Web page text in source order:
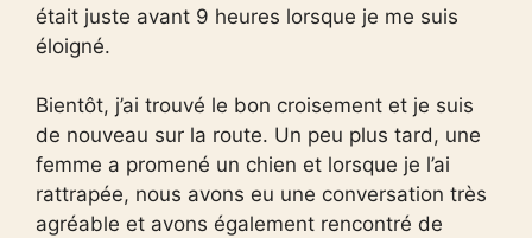
était juste avant 9 heures lorsque je me suis
éloigné.
Bientôt, j’ai trouvé le bon croisement et je suis
de nouveau sur la route. Un peu plus tard, une
femme a promené un chien et lorsque je l’ai
rattrapée, nous avons eu une conversation très
agréable et avons également rencontré de